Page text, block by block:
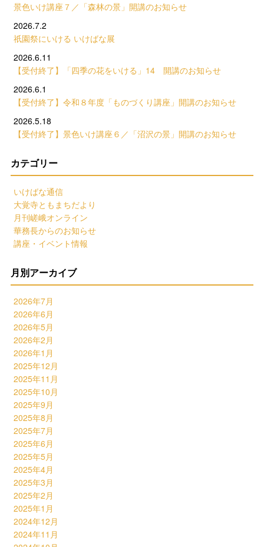
景色いけ講座７／「森林の景」開講のお知らせ
2026.7.2
祇園祭にいける いけばな展
2026.6.11
【受付終了】「四季の花をいける」14 開講のお知らせ
2026.6.1
【受付終了】令和８年度「ものづくり講座」開講のお知らせ
2026.5.18
【受付終了】景色いけ講座６／「沼沢の景」開講のお知らせ
カテゴリー
いけばな通信
大覚寺ともまちだより
月刊嵯峨オンライン
華務長からのお知らせ
講座・イベント情報
月別アーカイブ
2026年7月
2026年6月
2026年5月
2026年2月
2026年1月
2025年12月
2025年11月
2025年10月
2025年9月
2025年8月
2025年7月
2025年6月
2025年5月
2025年4月
2025年3月
2025年2月
2025年1月
2024年12月
2024年11月